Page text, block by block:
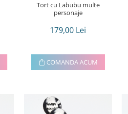
Tort cu Labubu multe
personaje
179,00 Lei
COMANDA ACUM